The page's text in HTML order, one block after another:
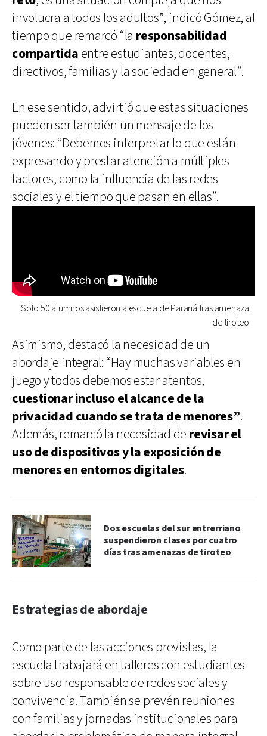
involucra a todos los adultos”, indicó Gómez, al
tiempo que remarcó “la responsabilidad
compartida entre estudiantes, docentes,
directivos, familias y la sociedad en general”.
En ese sentido, advirtió que estas situaciones
pueden ser también un mensaje de los
jóvenes: “Debemos interpretar lo que están
expresando y prestar atención a múltiples
factores, como la influencia de las redes
sociales y el tiempo que pasan en ellas”.
Solo 50 alumnos asistieron a escuela de Paraná tras amenaza
de tiroteo
Asimismo, destacó la necesidad de un
abordaje integral: “Hay muchas variables en
juego y todos debemos estar atentos,
cuestionar incluso el alcance de la
privacidad cuando se trata de menores”.
Además, remarcó la necesidad de revisar el
uso de dispositivos y la exposición de
menores en entornos digitales.
Dos escuelas del sur entrerriano
suspendieron clases por cuatro
días tras amenazas de tiroteo
Estrategias de abordaje
Como parte de las acciones previstas, la
escuela trabajará en talleres con estudiantes
sobre uso responsable de redes sociales y
convivencia. También se prevén reuniones
con familias y jornadas institucionales para